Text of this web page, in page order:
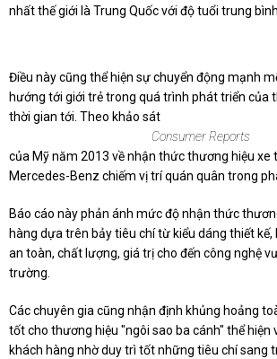
nhất thế giới là Trung Quốc với độ tuổi trung bình
Điều này cũng thể hiện sự chuyển động mạnh
hướng tới giới trẻ trong quá trình phát triển của
thời gian tới. Theo khảo sát
Consumer Reports
của Mỹ năm 2013 về nhận thức thương hiệu xe
Mercedes-Benz chiếm vị trí quán quân trong
Báo cáo này phản ánh mức độ nhận thức
hàng dựa trên bảy tiêu chí từ kiểu dáng thiết kế,
an toàn, chất lượng, giá trị cho đến công nghệ
trường.
Các chuyên gia cũng nhận định khủng hoảng
tốt cho thương hiệu "ngôi sao ba cánh" thể hiện
khách hàng nhờ duy trì tốt những tiêu chí sang